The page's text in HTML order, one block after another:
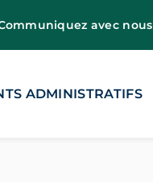
avec nous
ADMINISTRATIFS